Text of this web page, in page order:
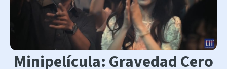
Minipelícula: Gravedad Cero